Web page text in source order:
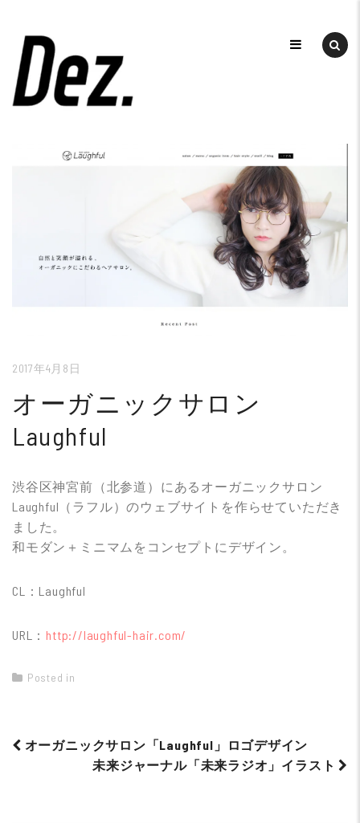
content
DEZ
デ
ザ
イ
ン
事
2017年4月8日
オーガニックサロン
Laughful
渋谷区神宮前（北参道）にあるオーガニックサロン
Laughful（ラフル）のウェブサイトを作らせていただき
ました。
和モダン＋ミニマムをコンセプトにデザイン。
CL：Laughful
URL： http://laughful-hair.com/
Posted in
オーガニックサロン「Laughful」ロゴデザイン
未来ジャーナル「未来ラジオ」イラスト